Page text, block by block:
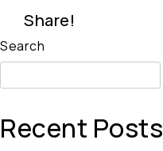
Share!
Search
Recent Posts